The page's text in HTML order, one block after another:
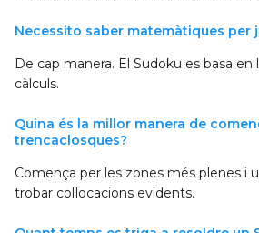
Necessito saber matemàtiques per
De cap manera. El Sudoku es basa en
càlculs.
Quina és la millor manera de
trencaclosques?
Comença per les zones més plenes i
trobar col·locacions evidents.